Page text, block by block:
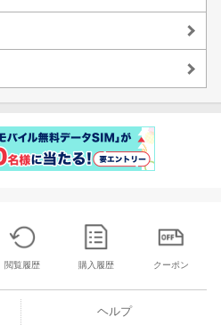
閲覧履歴 購入履歴 クーポン
ヘルプ